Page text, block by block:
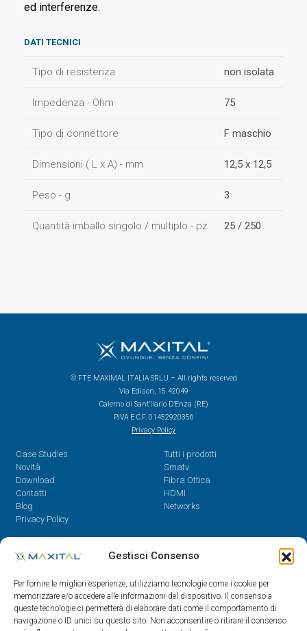
Gestisci Consenso
Per fornire le migliori esperienze, utilizziamo tecnologie come i cookie per
memorizzare e/o accedere alle informazioni del dispositivo. Il consenso a
queste tecnologie ci permetterà di elaborare dati come il comportamento di
navigazione o ID unici su questo sito. Non acconsentire o ritirare il consenso
ed interferenze.
DATI TECNICI
Tipo di resistenza non isolata
Impedenza - Ohm 75
Tipo di connettore F maschio
Dimensioni ( L x A) - mm 12,5 x 12,5
Peso - g 3
Quantità imballo singolo / multiplo - pz 25 / 250
© FTE MAXIMAL ITALIA SRLU – All rights reserved
Via Edison, 15 42049
Calerno di Sant’Ilario D’Enza (RE)
P.IVA E C.F. 01452920356
Privacy Policy
Case Studies
Novità
Download
Contatti
Blog
Privacy Policy
Tutti i prodotti
Smatv
Fibra Ottica
HDMI
Networks
Contatti
08.30 - 12.30 / 14 - 18
0522/909701
0522/909748